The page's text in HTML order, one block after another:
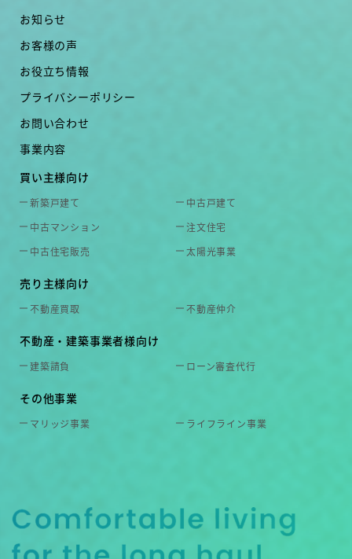
お知らせ
お客様の声
お役立ち情報
プライバシーポリシー
お問い合わせ
事業内容
買い主様向け
新築戸建て
中古戸建て
中古マンション
注文住宅
中古住宅販売
太陽光事業
売り主様向け
不動産買取 不動産仲介
不動産・建築事業者様向け
建築請負 ローン審査代行
その他事業
マリッジ事業 ライフライン事業